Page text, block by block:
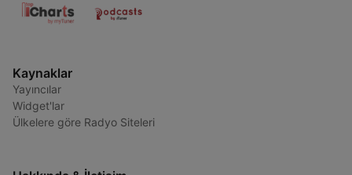
Kaynaklar
Yayıncılar
Widget'lar
Ülkelere göre Radyo Siteleri